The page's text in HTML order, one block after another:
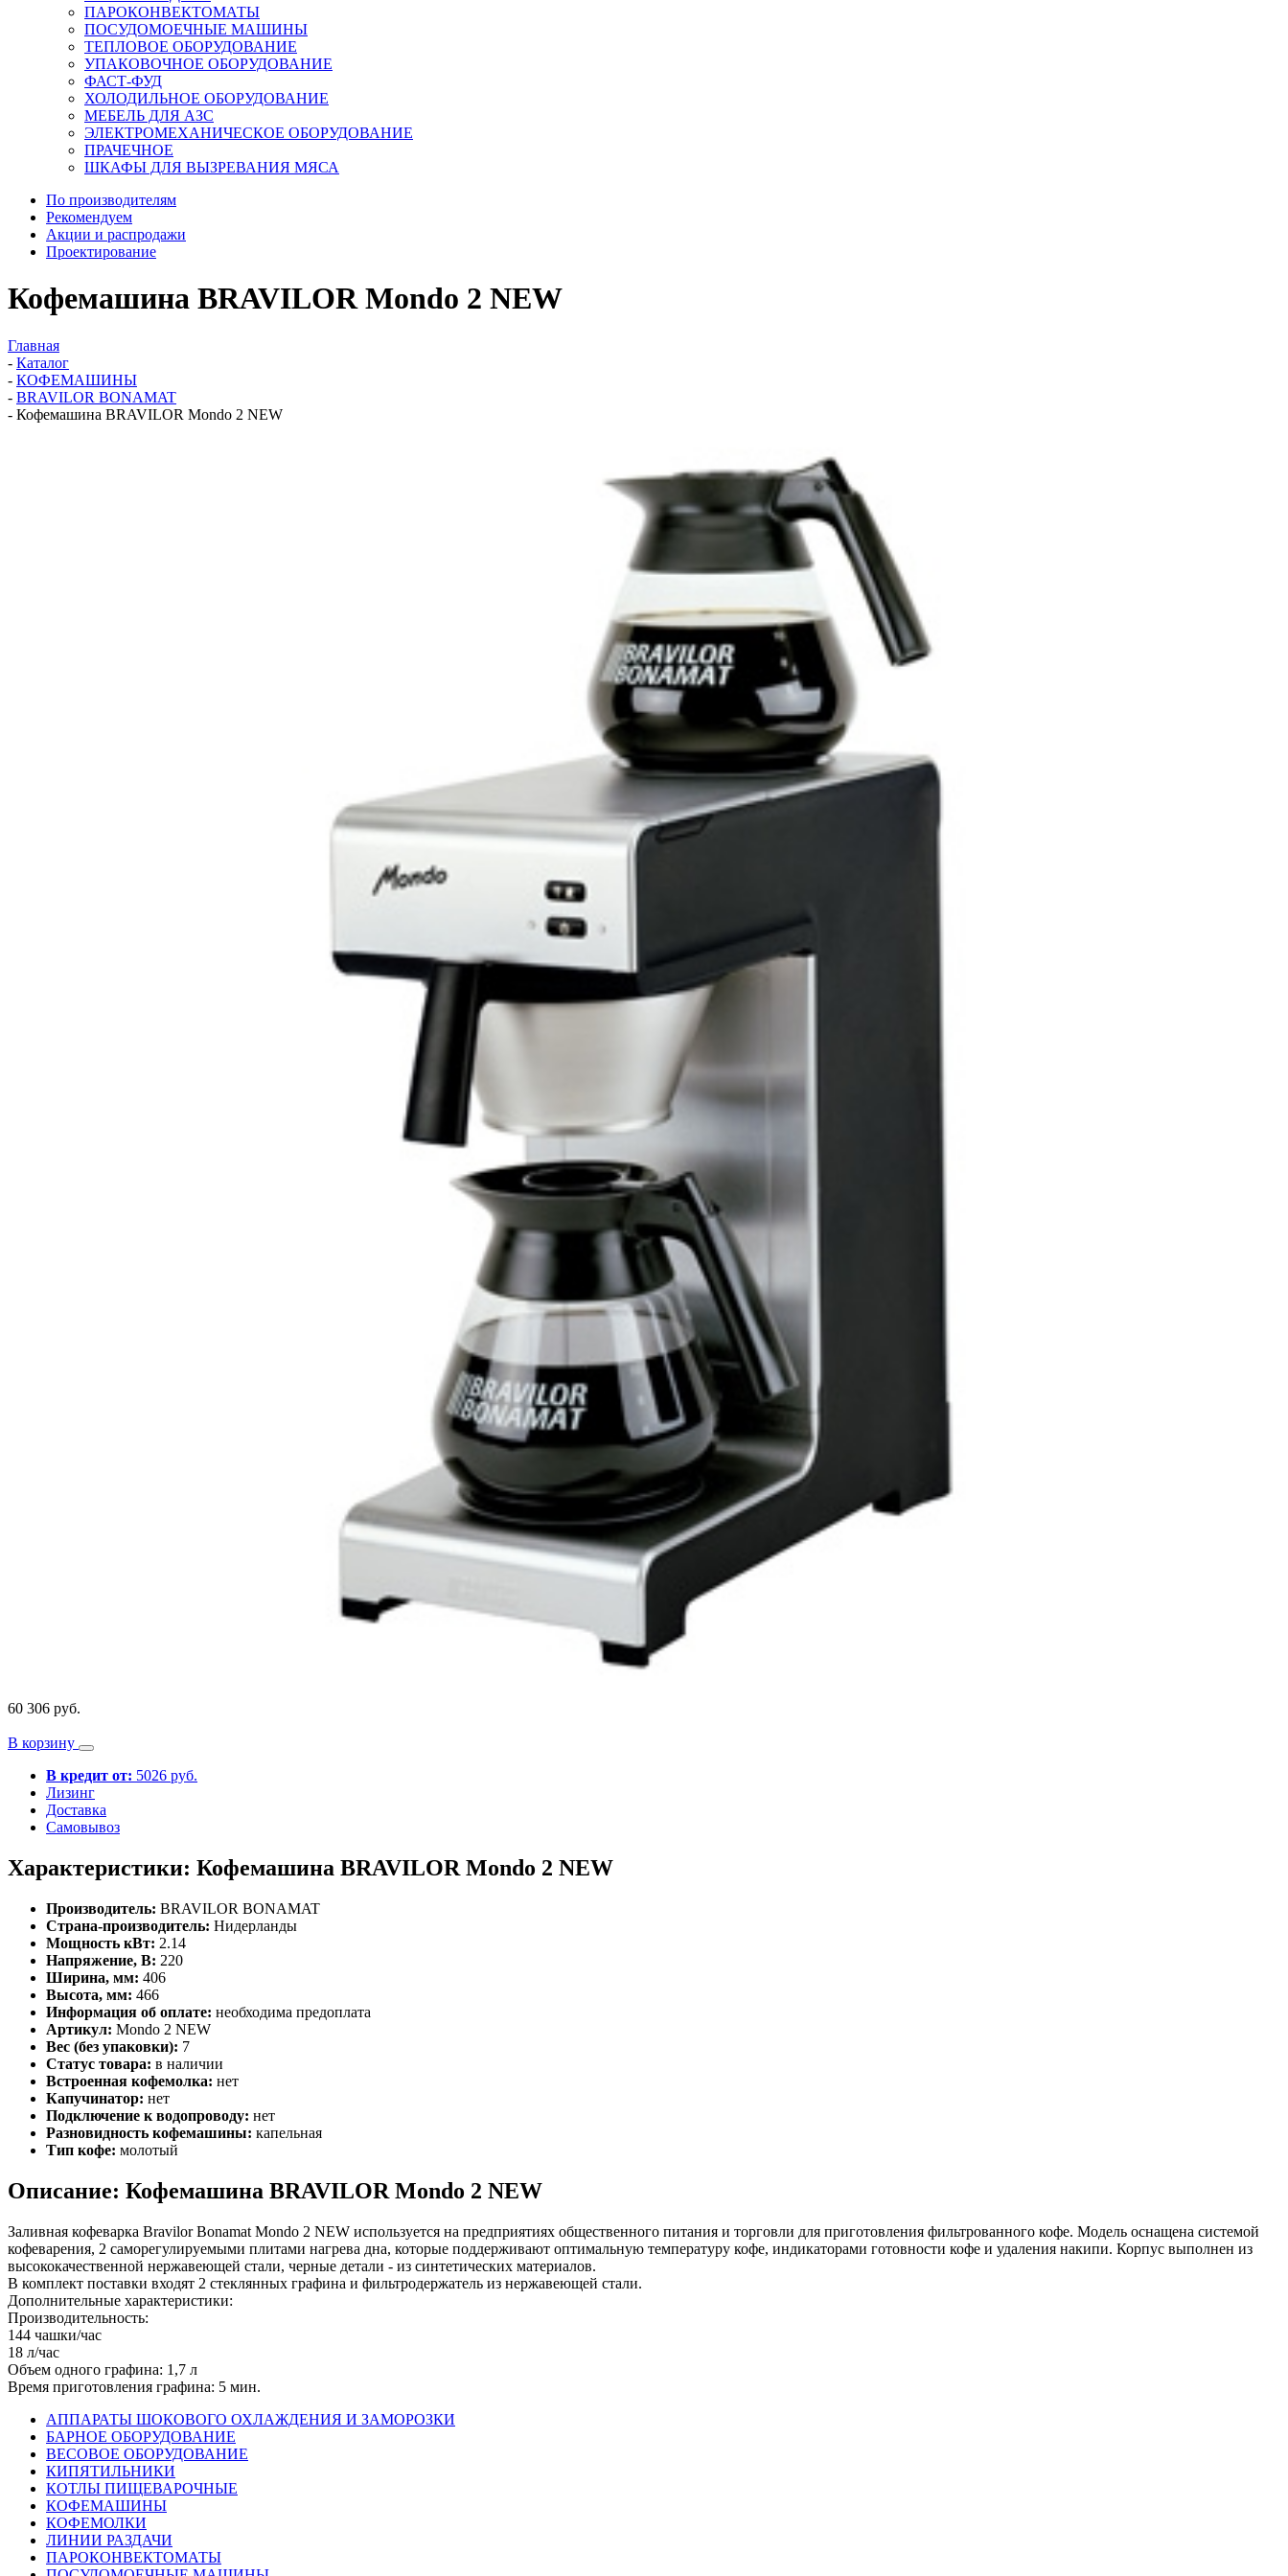
ПАРОКОНВЕКТОМАТЫ
ПОСУДОМОЕЧНЫЕ МАШИНЫ
ТЕПЛОВОЕ ОБОРУДОВАНИЕ
УПАКОВОЧНОЕ ОБОРУДОВАНИЕ
ФАСТ-ФУД
ХОЛОДИЛЬНОЕ ОБОРУДОВАНИЕ
МЕБЕЛЬ ДЛЯ АЗС
ЭЛЕКТРОМЕХАНИЧЕСКОЕ ОБОРУДОВАНИЕ
ПРАЧЕЧНОЕ
ШКАФЫ ДЛЯ ВЫЗРЕВАНИЯ МЯСА
По производителям
Рекомендуем
Акции и распродажи
Проектирование
Кофемашина BRAVILOR Mondo 2 NEW
Главная
- Каталог
- КОФЕМАШИНЫ
- BRAVILOR BONAMAT
- Кофемашина BRAVILOR Mondo 2 NEW
60 306 руб.
В корзину
В кредит от: 5026 руб.
Лизинг
Доставка
Самовывоз
Характеристики: Кофемашина BRAVILOR Mondo 2 NEW
Производитель: BRAVILOR BONAMAT
Страна-производитель: Нидерланды
Мощность кВт: 2.14
Напряжение, В: 220
Ширина, мм: 406
Высота, мм: 466
Информация об оплате: необходима предоплата
Артикул: Mondo 2 NEW
Вес (без упаковки): 7
Статус товара: в наличии
Встроенная кофемолка: нет
Капучинатор: нет
Подключение к водопроводу: нет
Разновидность кофемашины: капельная
Тип кофе: молотый
Описание: Кофемашина BRAVILOR Mondo 2 NEW
Заливная кофеварка Bravilor Bonamat Mondo 2 NEW используется на предприятиях общественного питания и торговли для приготовления фильтрованного кофе. Модель оснащена системой
кофеварения, 2 саморегулируемыми плитами нагрева дна, которые поддерживают оптимальную температуру кофе, индикаторами готовности кофе и удаления накипи. Корпус выполнен из
высококачественной нержавеющей стали, черные детали - из синтетических материалов.
В комплект поставки входят 2 стеклянных графина и фильтродержатель из нержавеющей стали.
Дополнительные характеристики:
Производительность:
144 чашки/час
18 л/час
Объем одного графина: 1,7 л
Время приготовления графина: 5 мин.
АППАРАТЫ ШОКОВОГО ОХЛАЖДЕНИЯ И ЗАМОРОЗКИ
БАРНОЕ ОБОРУДОВАНИЕ
ВЕСОВОЕ ОБОРУДОВАНИЕ
КИПЯТИЛЬНИКИ
КОТЛЫ ПИЩЕВАРОЧНЫЕ
КОФЕМАШИНЫ
КОФЕМОЛКИ
ЛИНИИ РАЗДАЧИ
ПАРОКОНВЕКТОМАТЫ